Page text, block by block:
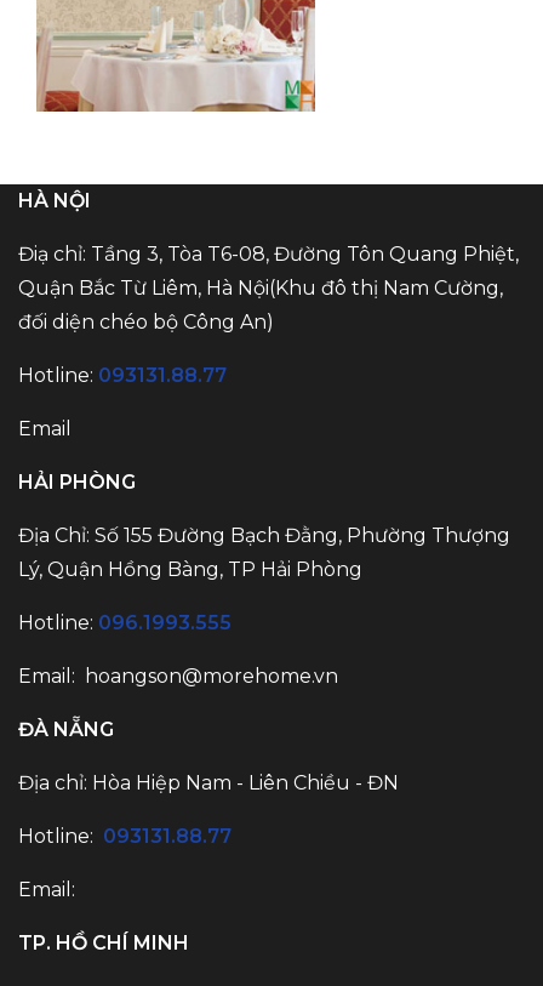
HÀ NỘI
Điạ chỉ: Tầng 3, Tòa T6-08, Đường Tôn Quang Phiệt,
Quận Bắc Từ Liêm, Hà Nội(Khu đô thị Nam Cường,
đối diện chéo bộ Công An)
Hotline: 093131.88.77
Email
HẢI PHÒNG
Địa Chỉ: Số 155 Đường Bạch Đằng, Phường Thượng
Lý, Quận Hồng Bàng, TP Hải Phòng
Hotline: 096.1993.555
Email: hoangson@morehome.vn
ĐÀ NẴNG
Địa chỉ: Hòa Hiệp Nam - Liên Chiều - ĐN
Hotline: 093131.88.77
Email:
TP. HỒ CHÍ MINH